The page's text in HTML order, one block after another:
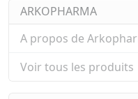
ARKOPHARMA
A propos de
Voir tous les produits